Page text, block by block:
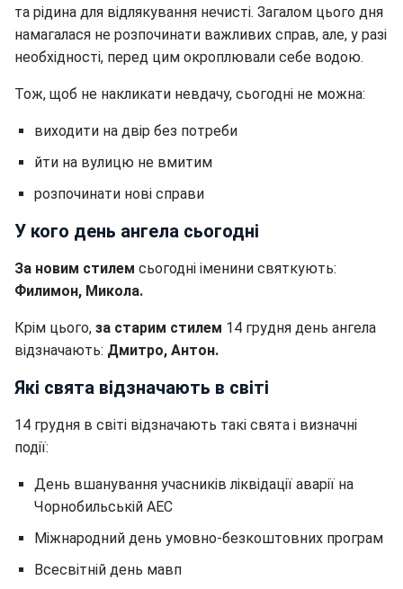
та рідина для відлякування нечисті. Загалом цього дня
намагалася не розпочинати важливих справ, але, у разі
необхідності, перед цим окроплювали себе водою.
Тож, щоб не накликати невдачу, сьогодні не можна:
виходити на двір без потреби
йти на вулицю не вмитим
розпочинати нові справи
У кого день ангела сьогодні
За новим стилем сьогодні іменини святкують:
Филимон, Микола.
Крім цього, за старим стилем 14 грудня день ангела
відзначають: Дмитро, Антон.
Які свята відзначають в світі
14 грудня в світі відзначають такі свята і визначні
події:
День вшанування учасників ліквідації аварії на
Чорнобильській АЕС
Міжнародний день умовно-безкоштовних програм
Всесвітній день мавп